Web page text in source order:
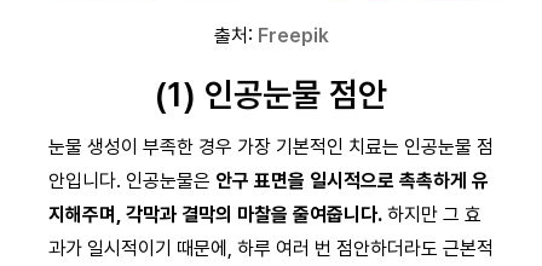
출처: Freepik
(1) 인공눈물 점안
눈물 생성이 부족한 경우 가장 기본적인 치료는 인공눈물 점
안입니다. 인공눈물은 안구 표면을 일시적으로 촉촉하게 유
지해주며, 각막과 결막의 마찰을 줄여줍니다. 하지만 그 효
과가 일시적이기 때문에, 하루 여러 번 점안하더라도 근본적